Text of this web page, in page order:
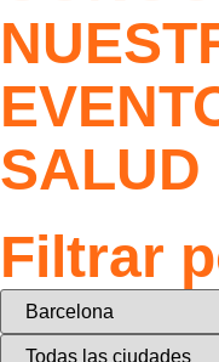
SALUD
Filtrar